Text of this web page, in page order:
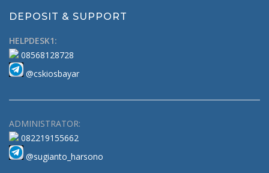
DEPOSIT & SUPPORT
HELPDESK1:
08568128728
@cskiosbayar
ADMINISTRATOR:
082219155662
@sugianto_harsono